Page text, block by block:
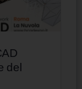
del